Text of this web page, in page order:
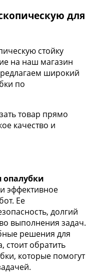
для
стойку
на наш магазин
широкий
по
товар прямо
качество и
опалубки
эффективное
Ее
долгий
выполнения задач.
решения для
стоит обратить
которые помогут